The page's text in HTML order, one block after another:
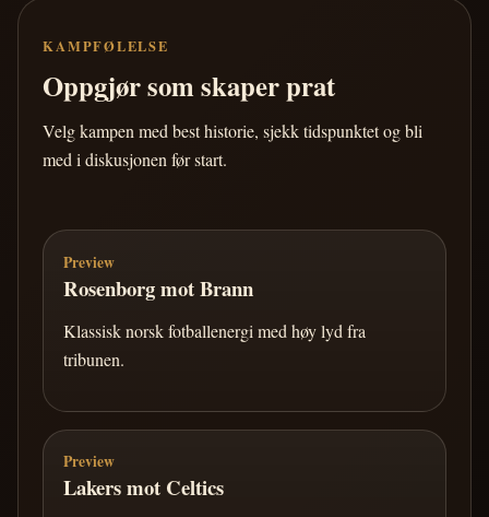
KAMPFØLELSE
Oppgjør som skaper prat
Velg kampen med best historie, sjekk tidspunktet og bli
med i diskusjonen før start.
Preview
Rosenborg mot Brann
Klassisk norsk fotballenergi med høy lyd fra
tribunen.
Preview
Lakers mot Celtics